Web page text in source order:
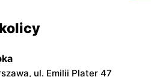
ul. Emilii Plater 47